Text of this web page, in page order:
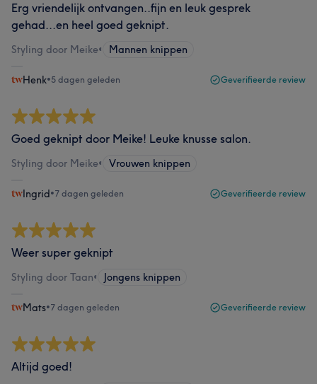
Erg vriendelijk ontvangen..fijn en leuk gesprek
gehad...en heel goed geknipt.
Styling door Meike• Mannen knippen
Henk•5 dagen geleden Geverifieerde review
Goed geknipt door Meike! Leuke knusse salon.
Styling door Meike• Vrouwen knippen
Ingrid•7 dagen geleden Geverifieerde review
Weer super geknipt
Styling door Taan• Jongens knippen
Mats•7 dagen geleden Geverifieerde review
Altijd goed!